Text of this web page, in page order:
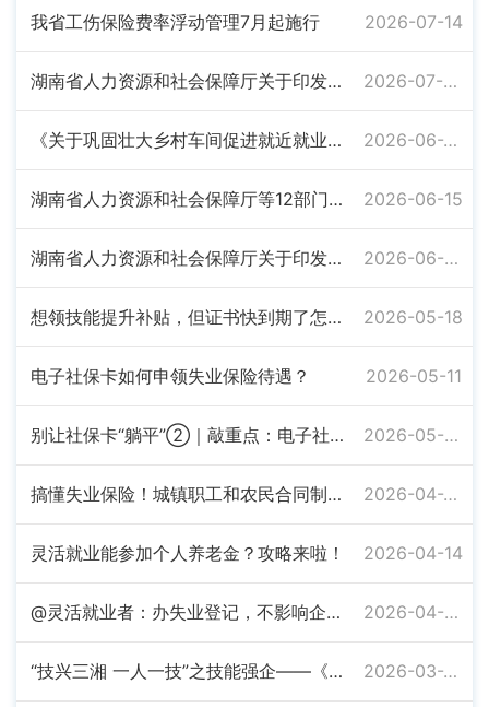
我省工伤保险费率浮动管理7月起施行 2026-07-14
湖南省人力资源和社会保障厅关于印发《湖南省流动人员人事档案经办服务规程》的通知 2026-07-06
《关于巩固壮大乡村车间促进就近就业的实施意见》政策解读 2026-06-22
湖南省人力资源和社会保障厅等12部门关于巩固壮大乡村车间促进就近就业的实施意见 2026-06-15
湖南省人力资源和社会保障厅关于印发《湖南省失业保险业务经办规程》的通知 2026-06-08
想领技能提升补贴，但证书快到期了怎么办？ 2026-05-18
电子社保卡如何申领失业保险待遇？ 2026-05-11
别让社保卡“躺平”②｜敲重点：电子社保卡不能单独领！ 2026-05-07
搞懂失业保险！城镇职工和农民合同制工人参保缴费待遇全知道 2026-04-24
灵活就业能参加个人养老金？攻略来啦！ 2026-04-14
@灵活就业者：办失业登记，不影响企业养老保险参保哦 2026-04-07
“技兴三湘 一人一技”之技能强企——《湖南省企业新型学徒制实施办法》出台 2026-03-23